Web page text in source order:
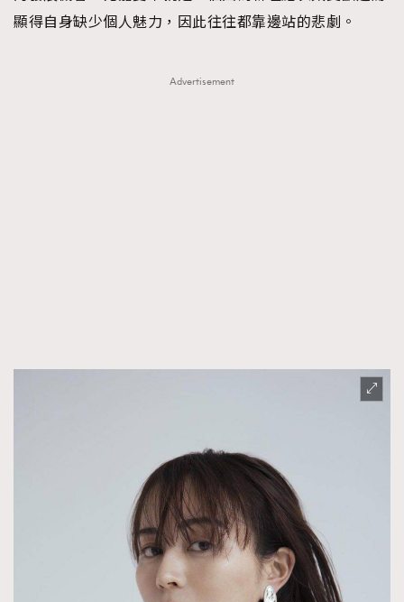
顯得自身缺少個人魅力，因此往往都靠邊站的悲劇。
Advertisement